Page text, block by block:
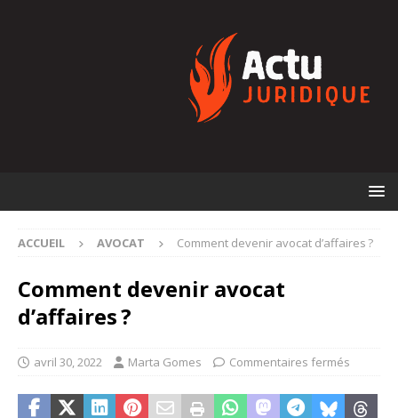
ACCUEIL AVOCAT Comment devenir avocat d’affaires ?
Comment devenir avocat
d’affaires ?
avril 30, 2022 Marta Gomes Commentaires fermés